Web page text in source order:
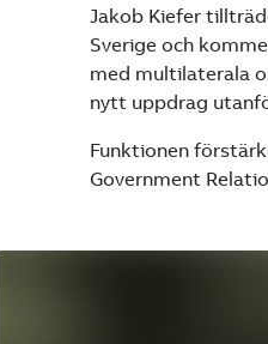
Jakob Kiefer
Sverige och
med multilaterala
nytt uppdrag
Funktionen
Government